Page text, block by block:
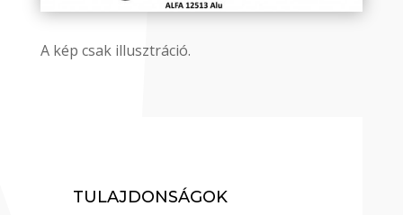
A kép csak illusztráció.
TULAJDONSÁGOK